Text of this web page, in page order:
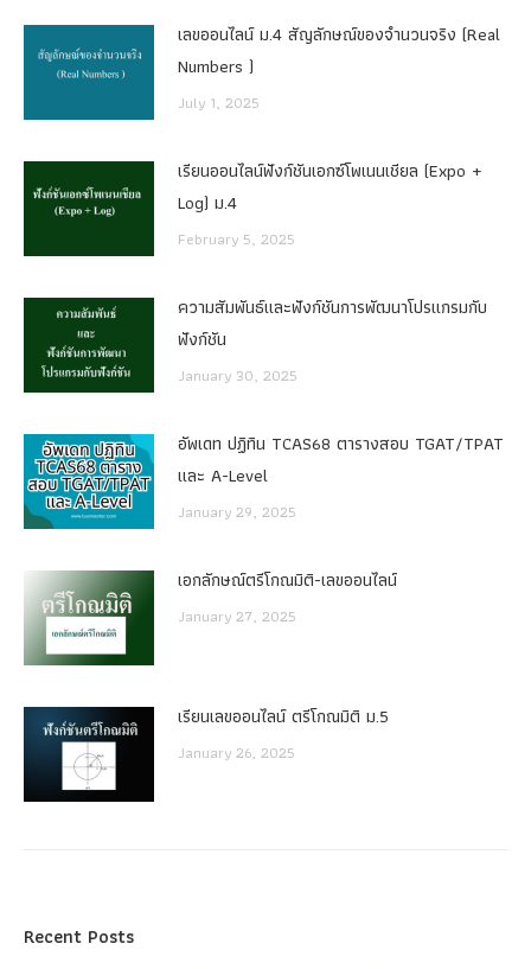
เลขออนไลน์ ม.4 สัญลักษณ์ของจำนวนจริง (Real
Numbers )
July 1, 2025
เรียนออนไลน์ฟังก์ชันเอกซ์โพเนนเชียล (Expo +
Log) ม.4
February 5, 2025
ความสัมพันธ์และฟังก์ชันการพัฒนาโปรแกรมกับ
ฟังก์ชัน
January 30, 2025
อัพเดท ปฏิทิน TCAS68 ตารางสอบ TGAT/TPAT
และ A-Level
January 29, 2025
เอกลักษณ์ตรีโกณมิติ-เลขออนไลน์
January 27, 2025
เรียนเลขออนไลน์ ตรีโกณมิติ ม.5
January 26, 2025
Recent Posts